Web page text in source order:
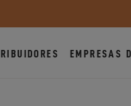
EMPRESAS